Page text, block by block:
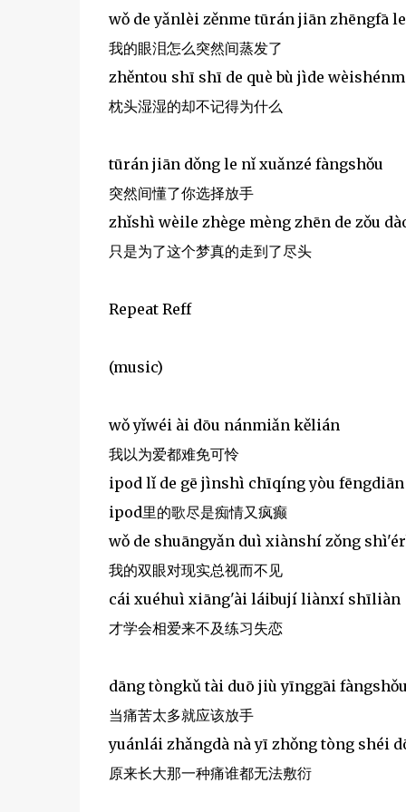
wǒ de yǎnlèi zěnme tūrán jiān zhēngfā le
我的眼泪怎么突然间蒸发了
zhěntou shī shī de què bù jìde
枕头湿湿的却不记得为什么
tūrán jiān dǒng le nǐ xuǎnzé fàngshǒu
突然间懂了你选择放手
zhǐshì wèile zhège mèng zhēn de zǒu
只是为了这个梦真的走到了尽头
Repeat Reff
(music)
wǒ yǐwéi ài dōu nánmiǎn kělián
我以为爱都难免可怜
ipod lǐ de gē jìnshì chīqíng yòu fēngdiān
ipod里的歌尽是痴情又疯癫
wǒ de shuāngyǎn duì xiànshí zǒng
我的双眼对现实总视而不见
cái xuéhuì xiāng'ài láibují liànxí shīliàn
才学会相爱来不及练习失恋
dāng tòngkǔ tài duō jiù yīnggāi fàngshǒu
当痛苦太多就应该放手
yuánlái zhǎngdà nà yī zhǒng tòng shéi
原来长大那一种痛谁都无法敷衍